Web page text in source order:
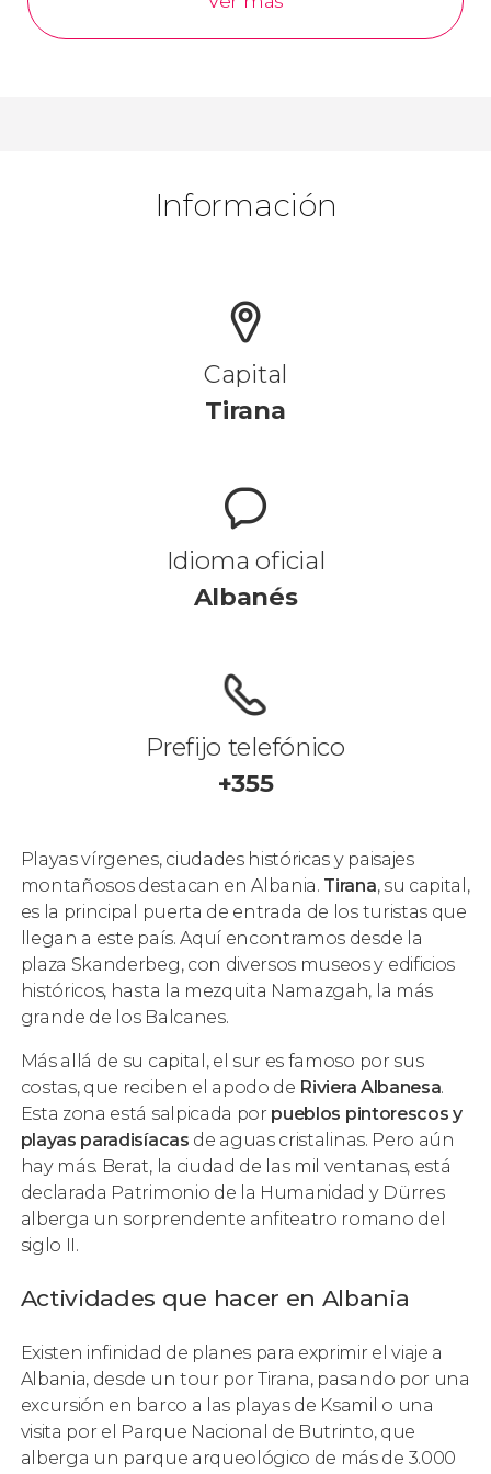
Información
Capital
Tirana
Idioma oficial
Albanés
Prefijo telefónico
+355
Playas vírgenes, ciudades históricas y paisajes
montañosos destacan en Albania. Tirana, su capital,
es la principal puerta de entrada de los turistas que
llegan a este país. Aquí encontramos desde la
plaza Skanderbeg, con diversos museos y edificios
históricos, hasta la mezquita Namazgah, la más
grande de los Balcanes.
Más allá de su capital, el sur es famoso por sus
costas, que reciben el apodo de Riviera Albanesa.
Esta zona está salpicada por pueblos pintorescos y
playas paradisíacas de aguas cristalinas. Pero aún
hay más. Berat, la ciudad de las mil ventanas, está
declarada Patrimonio de la Humanidad y Dürres
alberga un sorprendente anfiteatro romano del
siglo II.
Actividades que hacer en Albania
Existen infinidad de planes para exprimir el viaje a
Albania, desde un tour por Tirana, pasando por una
excursión en barco a las playas de Ksamil o una
visita por el Parque Nacional de Butrinto, que
alberga un parque arqueológico de más de 3.000